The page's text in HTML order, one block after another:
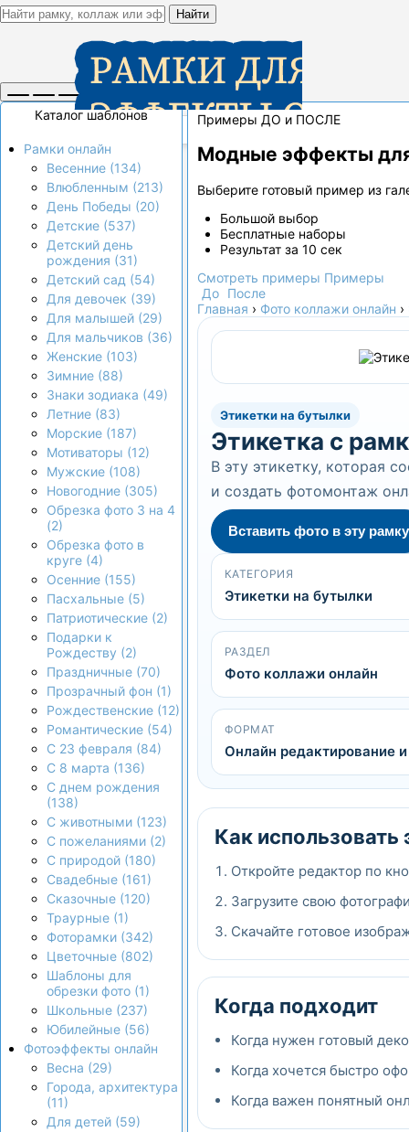
Найти
Каталог шаблонов
Рамки онлайн
Весенние (134)
Влюбленным (213)
День Победы (20)
Детские (537)
Детский день
рождения (31)
Детский сад (54)
Для девочек (39)
Для малышей (29)
Для мальчиков (36)
Женские (103)
Зимние (88)
Знаки зодиака (49)
Летние (83)
Морские (187)
Мотиваторы (12)
Мужские (108)
Новогодние (305)
Обрезка фото 3 на 4
(2)
Обрезка фото в
круге (4)
Осенние (155)
Пасхальные (5)
Патриотические (2)
Подарки к
Рождеству (2)
Праздничные (70)
Прозрачный фон (1)
Рождественские (12)
Романтические (54)
С 23 февраля (84)
С 8 марта (136)
С днем рождения
(138)
С животными (123)
С пожеланиями (2)
С природой (180)
Свадебные (161)
Сказочные (120)
Траурные (1)
Фоторамки (342)
Цветочные (802)
Шаблоны для
обрезки фото (1)
Школьные (237)
Юбилейные (56)
Фотоэффекты онлайн
Весна (29)
Города, архитектура
(11)
Для детей (59)
Примеры ДО и ПОСЛЕ
Модные эффекты
Выберите готовый пример из
Большой выбор
Бесплатные наборы
Результат за 10 сек
Смотреть примеры Примеры
До После
Главная › Фото коллажи онлайн ›
Этикетки на бутылки
Этикетка с
В эту этикетку, которая
и создать фотомонтаж
Вставить фото в эту рамку
КАТЕГОРИЯ
Этикетки на бутылки
РАЗДЕЛ
Фото коллажи онлайн
ФОРМАТ
Онлайн редактирование
Как использовать
Откройте редактор по
Загрузите свою
Скачайте готовое
Когда подходит
Когда нужен готовый
Когда хочется быстро
Когда важен понятный